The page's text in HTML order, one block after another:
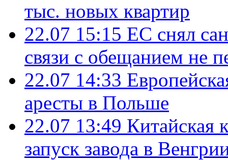
тыс. новых квартир
22.07 15:15 ЕС снял
связи с обещанием не
22.07 14:33
аресты в Польше
22.07 13:49 Китайская
запуск завода в